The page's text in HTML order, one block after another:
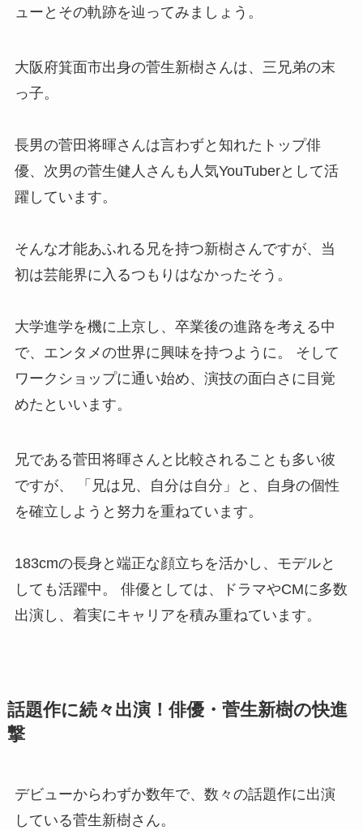
ューとその軌跡を辿ってみましょう。
大阪府箕面市出身の菅生新樹さんは、三兄弟の末
っ子。
長男の菅田将暉さんは言わずと知れたトップ俳
優、次男の菅生健人さんも人気YouTuberとして活
躍しています。
そんな才能あふれる兄を持つ新樹さんですが、当
初は芸能界に入るつもりはなかったそう。
大学進学を機に上京し、卒業後の進路を考える中
で、エンタメの世界に興味を持つように。 そして
ワークショップに通い始め、演技の面白さに目覚
めたといいます。
兄である菅田将暉さんと比較されることも多い彼
ですが、 「兄は兄、自分は自分」と、自身の個性
を確立しようと努力を重ねています。
183cmの長身と端正な顔立ちを活かし、モデルと
しても活躍中。 俳優としては、ドラマやCMに多数
出演し、着実にキャリアを積み重ねています。
話題作に続々出演！俳優・菅生新樹の快進
撃
デビューからわずか数年で、数々の話題作に出演
している菅生新樹さん。